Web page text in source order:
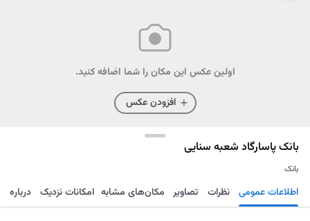
اولین عکس این مکان را شما اضافه کنید.
افزودن عکس
بانک پاسارگاد شعبه سنایی
بانک
مسیریابی ذخیره ارسال تماس اطلاعات عمومی نظرات تصاویر مکان‌های مشابه امکانات نزدیک درباره